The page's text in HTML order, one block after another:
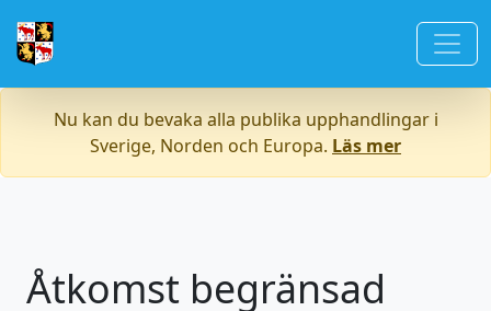
Nu kan du bevaka alla publika upphandlingar i
Sverige, Norden och Europa. Läs mer
Åtkomst begränsad